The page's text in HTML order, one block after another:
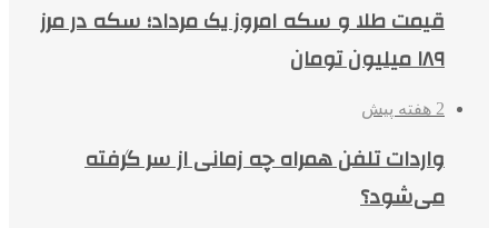
قیمت طلا و سکه امروز یک مرداد؛ سکه در مرز
۱۸۹ میلیون تومان
2 هفته پیش
واردات تلفن همراه چه زمانی از سر گرفته
می‌شود؟